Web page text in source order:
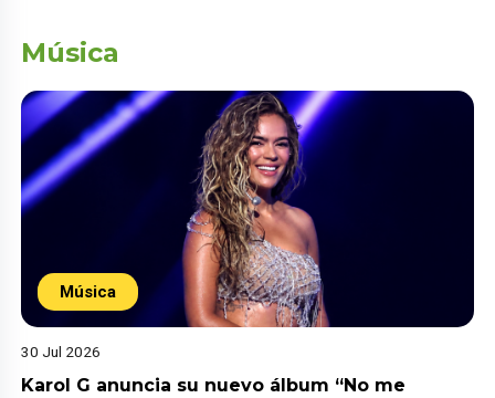
Música
Música
30 Jul 2026
Karol G anuncia su nuevo álbum “No me